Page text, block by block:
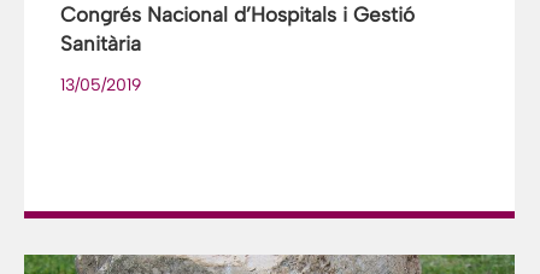
Congrés Nacional d’Hospitals i Gestió
Sanitària
13/05/2019